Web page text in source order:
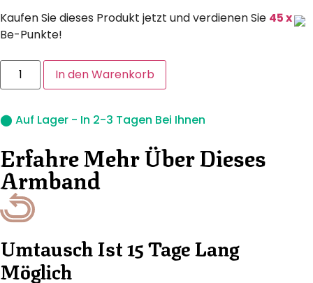
Kaufen Sie dieses Produkt jetzt und verdienen Sie 45 x
Be-Punkte!
In den Warenkorb
⬤ Auf Lager - In 2-3 Tagen Bei Ihnen
Erfahre Mehr Über Dieses
Armband
Umtausch Ist 15 Tage Lang
Möglich